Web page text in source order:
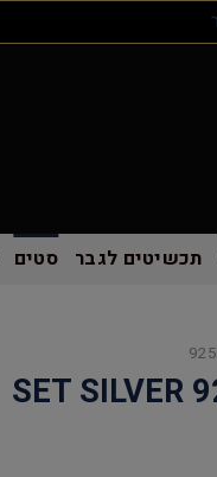
תכשיטים לגבר סטים
SET SILVER